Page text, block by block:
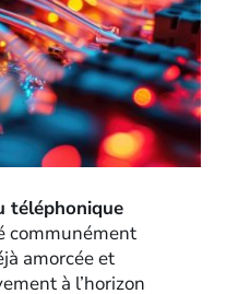
téléphonique
communément
amorcée et
à l’horizon